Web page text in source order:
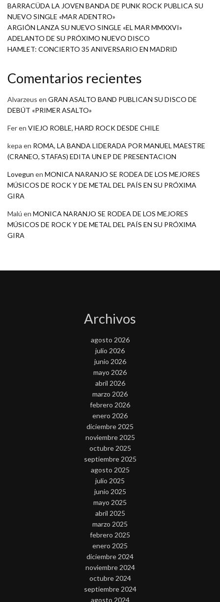
BARRACÜDA LA JOVEN BANDA DE PUNK ROCK PUBLICA SU
NUEVO SINGLE «MAR ADENTRO»
ARGIÓN LANZA SU NUEVO SINGLE «EL MAR MMXXVI»
ADELANTO DE SU PRÓXIMO NUEVO DISCO
HAMLET: CONCIERTO 35 ANIVERSARIO EN MADRID
Comentarios recientes
Alvarzeus en GRAN ASALTO BAND PUBLICAN SU DISCO DE
DEBÚT «PRIMER ASALTO»
Feren VIEJO ROBLE, HARD ROCK DESDE CHILE
kepa en ROMA, LA BANDA LIDERADA POR MANUEL MAESTRE
(CRANEO, STAFAS) EDITA UN EP DE PRESENTACION
Lovegun en MONICA NARANJO SE RODEA DE LOS MEJORES
MÚSICOS DE ROCK Y DE METAL DEL PAÍS EN SU PRÓXIMA
GIRA
Malú en MONICA NARANJO SE RODEA DE LOS MEJORES
MÚSICOS DE ROCK Y DE METAL DEL PAÍS EN SU PRÓXIMA
GIRA
Archivos
agosto 2026
julio 2026
junio 2026
mayo 2026
abril 2026
marzo 2026
febrero 2026
enero 2026
diciembre 2025
noviembre 2025
octubre 2025
septiembre 2025
agosto 2025
julio 2025
junio 2025
mayo 2025
abril 2025
marzo 2025
febrero 2025
enero 2025
diciembre 2024
noviembre 2024
octubre 2024
septiembre 2024
agosto 2024